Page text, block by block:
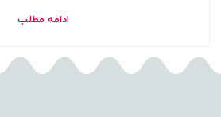
ادامه مطلب